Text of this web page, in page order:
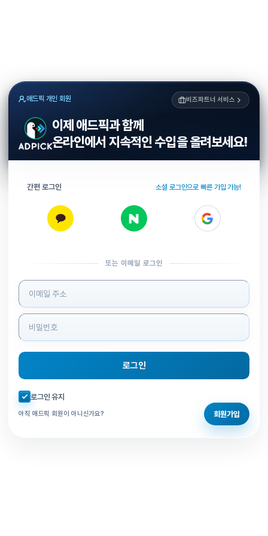
애드픽 개인 회원 비즈파트너 서비스
이제 애드픽과 함께
온라인에서 지속적인 수입을 올려보세요!
간편 로그인 소셜 로그인으로 빠른 가입 가능!
또는 이메일 로그인
로그인 정보 입력
로그인
자동로그인 체크
로그인 유지
아직 애드픽 회원이 아니신가요? 회원가입